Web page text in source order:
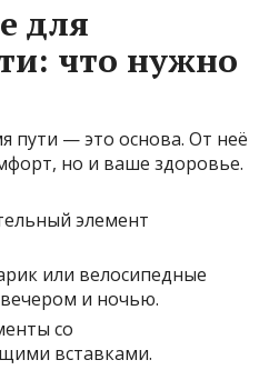
для
что нужно
пути — это основа. От неё
но и ваше здоровье.
элемент
или велосипедные
и ночью.
со
вставками.